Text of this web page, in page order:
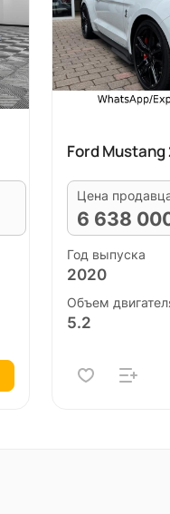
Ford Mustang
Цена
6 638
Год выпуска
2020
Объем
5.2